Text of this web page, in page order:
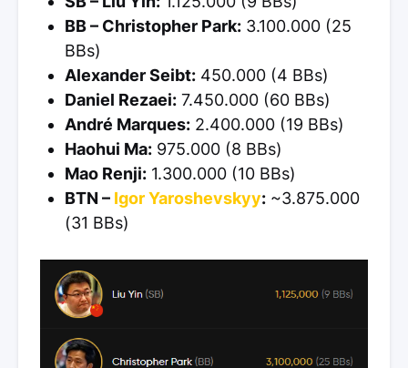
BB – Christopher Park: 3.100.000 (25
BBs)
Alexander Seibt: 450.000 (4 BBs)
Daniel Rezaei: 7.450.000 (60 BBs)
André Marques: 2.400.000 (19 BBs)
Haohui Ma: 975.000 (8 BBs)
Mao Renji: 1.300.000 (10 BBs)
BTN – Igor Yaroshevskyy: ~3.875.000
(31 BBs)